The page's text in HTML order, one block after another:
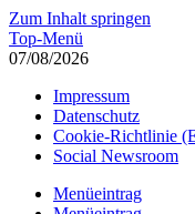
Zum Inhalt springen
Top-Menü
07/08/2026
Impressum
Datenschutz
Cookie-Richtlinie
Social Newsroom
Menüeintrag